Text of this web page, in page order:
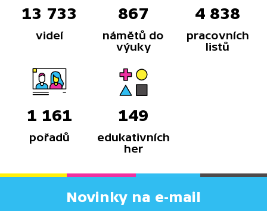
13 733
videí
867
námětů do
výuky
4 838
pracovních
listů
1 161
pořadů
149
edukativních
her
Novinky na e-mail